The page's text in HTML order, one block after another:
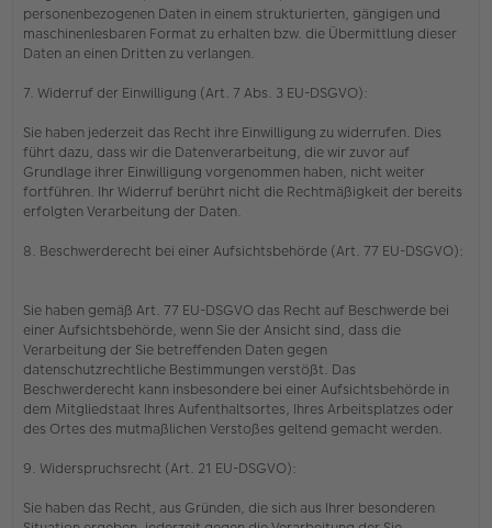
personenbezogenen Daten in einem strukturierten, gängigen und
maschinenlesbaren Format zu erhalten bzw. die Übermittlung dieser
Daten an einen Dritten zu verlangen.
7. Widerruf der Einwilligung (Art. 7 Abs. 3 EU-DSGVO):
Sie haben jederzeit das Recht ihre Einwilligung zu widerrufen. Dies
führt dazu, dass wir die Datenverarbeitung, die wir zuvor auf
Grundlage ihrer Einwilligung vorgenommen haben, nicht weiter
fortführen. Ihr Widerruf berührt nicht die Rechtmäßigkeit der bereits
erfolgten Verarbeitung der Daten.
8. Beschwerderecht bei einer Aufsichtsbehörde (Art. 77 EU-DSGVO):
Sie haben gemäß Art. 77 EU-DSGVO das Recht auf Beschwerde bei
einer Aufsichtsbehörde, wenn Sie der Ansicht sind, dass die
Verarbeitung der Sie betreffenden Daten gegen
datenschutzrechtliche Bestimmungen verstößt. Das
Beschwerderecht kann insbesondere bei einer Aufsichtsbehörde in
dem Mitgliedstaat Ihres Aufenthaltsortes, Ihres Arbeitsplatzes oder
des Ortes des mutmaßlichen Verstoßes geltend gemacht werden.
9. Widerspruchsrecht (Art. 21 EU-DSGVO):
Sie haben das Recht, aus Gründen, die sich aus Ihrer besonderen